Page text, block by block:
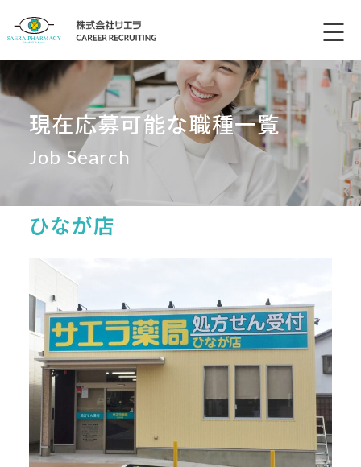
現在応募可能な職種一覧
Job Search
ひなが店